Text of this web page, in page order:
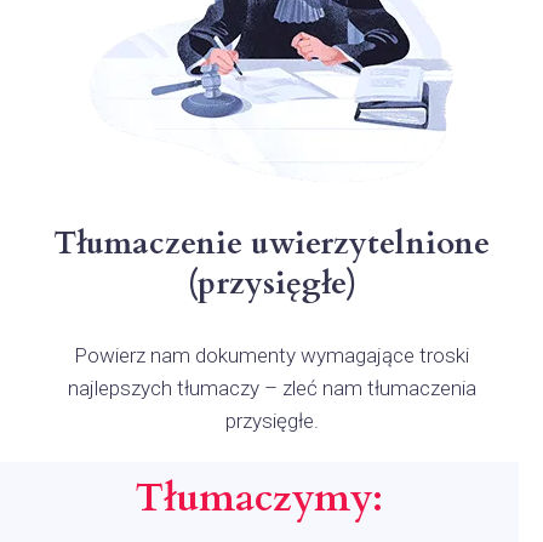
Tłumaczenie uwierzytelnione
(przysięgłe)
Powierz nam dokumenty wymagające troski
najlepszych tłumaczy – zleć nam tłumaczenia
przysięgłe.
Tłumaczymy: